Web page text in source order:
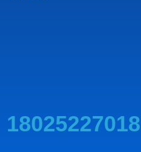
18025227018